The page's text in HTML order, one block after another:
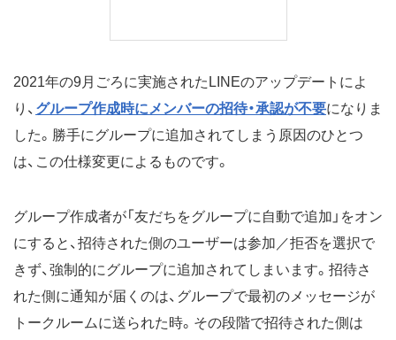
2021年の9月ごろに実施されたLINEのアップデートによ
り、 グループ作成時にメンバーの招待・承認が不要になりま
した。勝手にグループに追加されてしまう原因のひとつ
は、この仕様変更によるものです。
グループ作成者が「友だちをグループに自動で追加」をオン
にすると、招待された側のユーザーは参加／拒否を選択で
きず、強制的にグループに追加されてしまいます。招待さ
れた側に通知が届くのは、グループで最初のメッセージが
トークルームに送られた時。その段階で招待された側は